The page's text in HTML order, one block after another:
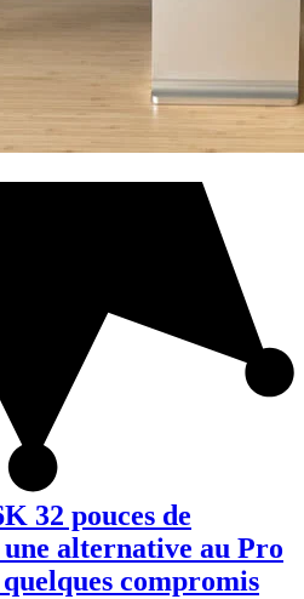
32 pouces de
alternative au Pro
compromis